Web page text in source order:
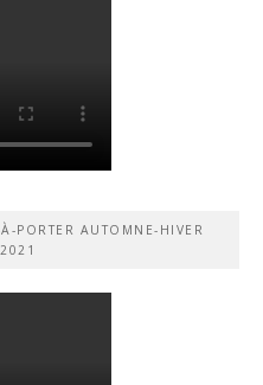
PORTER AUTOMNE-HIVER